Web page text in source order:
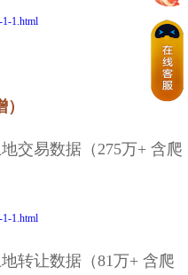
1-1.html
交易数据（275万+ 含爬
1-1.html
转让数据（81万+ 含爬